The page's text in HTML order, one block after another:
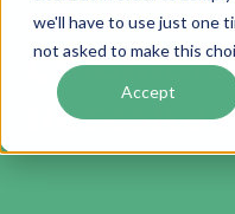
we'll have to use just one
not asked to make this
Accept
ebook